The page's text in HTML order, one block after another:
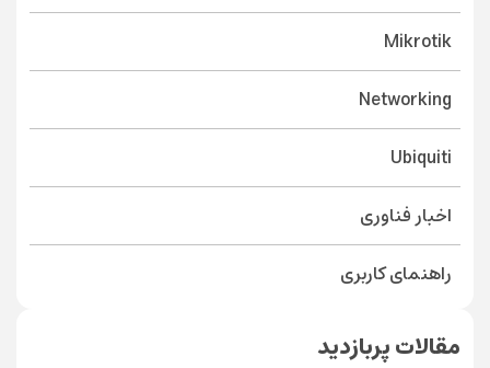
Mikrotik
Networking
Ubiquiti
اخبار فناوری
راهنمای کاربری
مقالات پربازدید